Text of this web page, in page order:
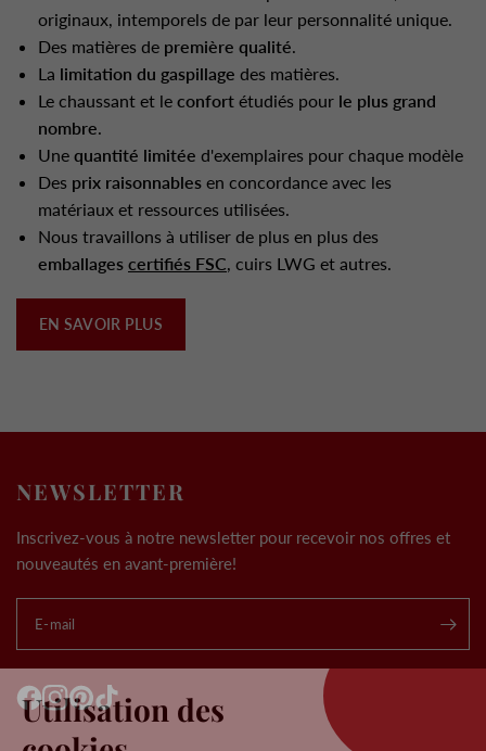
originaux, intemporels de par leur personnalité unique.
Des matières de première qualité.
La limitation du gaspillage des matières.
Le chaussant et le confort étudiés pour le plus grand
nombre.
Une quantité limitée d'exemplaires pour chaque modèle
Des prix raisonnables en concordance avec les
matériaux et ressources utilisées.
Nous travaillons à utiliser de plus en plus des
emballages certifiés FSC, cuirs LWG et autres.
EN SAVOIR PLUS
NEWSLETTER
Inscrivez-vous à notre newsletter pour recevoir nos offres et
nouveautés en avant-première!
E-mail
Utilisation des